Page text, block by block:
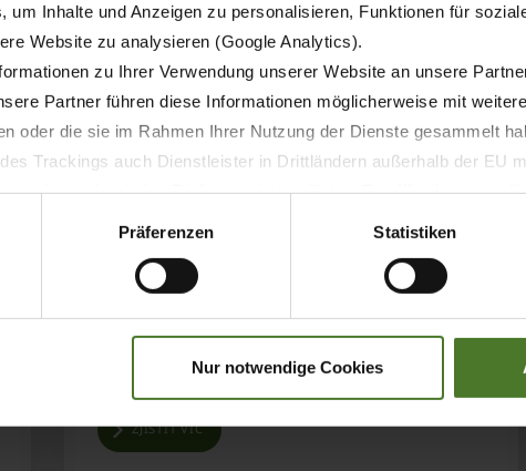
um Inhalte und Anzeigen zu personalisieren, Funktionen für
Website zu analysieren (Google Analytics).
zu Ihrer Verwendung unserer Website an unsere
Partner führen diese Informationen möglicherweise mit
oder die sie im Rahmen Ihrer Nutzung der Dienste gesammelt
Trackings auch Dienstleister in Drittländern außerhalb der EU
ein, wodurch das Risiko von behördlichen Zugriffen bzw. von
Präferenzen Statistiken
Nur notwendige Cookies
04.09.2025
PRODUKTY FIRMA
KRONE Agrarlogistik se
prezentuje novými produkty
a silnou servisní sítí
ZJISTIT VÍC